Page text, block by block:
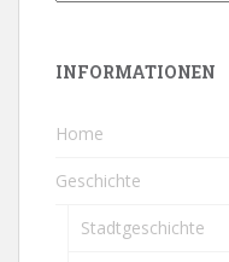
INFORMATIONEN
Home
Geschichte
Stadtgeschichte